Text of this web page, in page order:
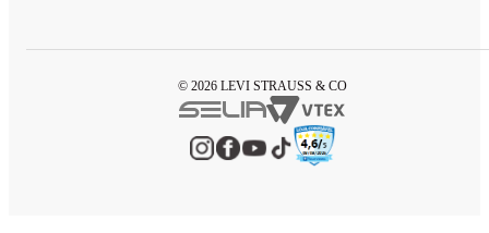
© 2026 LEVI STRAUSS & CO